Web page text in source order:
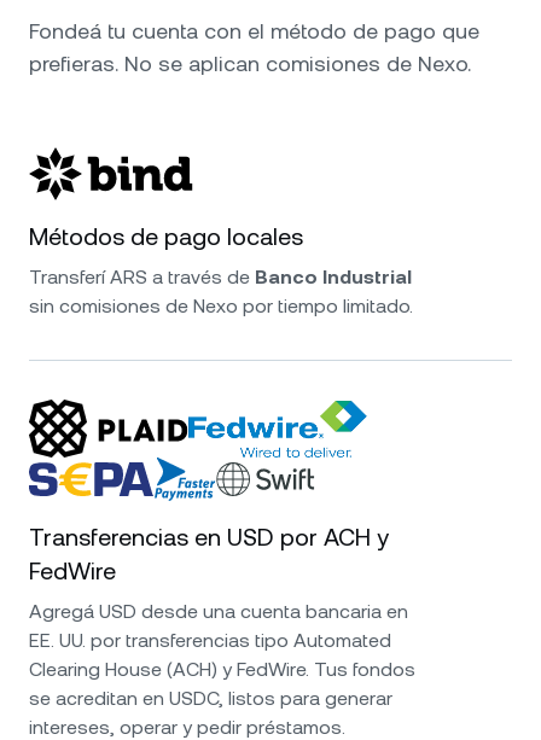
Fondeá tu cuenta con el método de pago que
prefieras. No se aplican comisiones de Nexo.
Métodos de pago locales
Transferí ARS a través de Banco Industrial
sin comisiones de Nexo por tiempo limitado.
Transferencias en USD por ACH y
FedWire
Agregá USD desde una cuenta bancaria en
EE. UU. por transferencias tipo Automated
Clearing House (ACH) y FedWire. Tus fondos
se acreditan en USDC, listos para generar
intereses, operar y pedir préstamos.